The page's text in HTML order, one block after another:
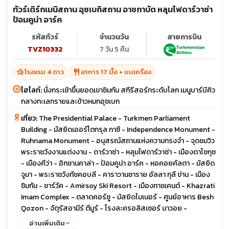
ทัวร์เติร์กเมนิสถาน อุซเบกิสถาน อาชกาบัต หลุมไฟดาร์วาซ่า
ป้อมคูน่า อาร์ค
รหัสทัวร์
TVZ10332
จำนวนวัน
7 วัน 5 คืน
สายการบิน
hotel_classโรงแรม 4 ดาว restaurant อาหาร 17 มื้อ + บนเครื่อง
ไฮไลท์:นั่งกระเช้าขึ้นยอดเขาชิมกัน สกีรีสอร์ทระดับโลก เมนูบาร์บีคิว
กลางทะเลทรายและข้าวหมกอุซเบก
เที่ยว:The Presidential Palace - Turkmen Parliament
Building - มัสยิดเออร์โตกรุล กาซี - Independence Monument -
Ruhnama Monument - อนุสรณ์สถานแห่งความทรงจำ - จุดชมวิว
พระราชวังงานแต่งงาน - ดาร์วาซ่า - หลุมไฟดาร์วาซ่า - เมืองดาโชกุซ
- เมืองคีว่า - อิทชานคาล่า - ป้อมคูน่า อาร์ค - หอคอยคัลตา - มัสยิด
จูมา - พระราชวังทัชคอบลี - คาราวานซาราย อัลลา กุลี ข่าน - เมือง
ชิมกัน - ชาร์วัค - Amirsoy Ski Resort - เมืองทาชเคนต์ - Khazrati
Imam Complex - ตลาดคอร์ซู - มัสยิดไมเนอร์ - ศูนย์อาหาร Besh
Qozon - จัตุรัสอามีร์ ตีมูร์ - โรงละครอลิสเซอร์ นาวอย -
พระราชวังโรมานอฟ (ชมภายนอก) - จัตุรัสเสรีภาพ - Memorial
อ่านเพิ่มเติม